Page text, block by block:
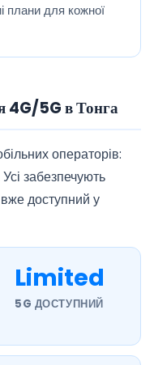
плани для кожної
4G/5G в Тонга
операторів:
Усі забезпечують
доступний у
Limited
5G ДОСТУПНИЙ